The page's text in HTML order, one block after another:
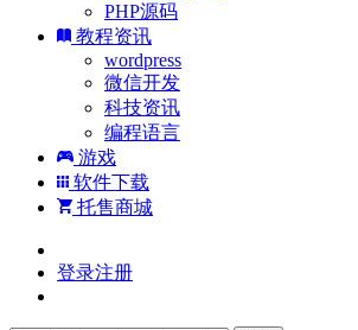
PHP源码
教程资讯
wordpress
微信开发
科技资讯
编程语言
游戏
软件下载
托售商城
登录注册